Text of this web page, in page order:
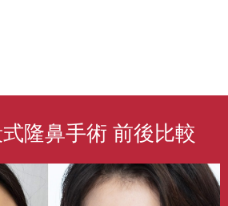
隆鼻手術 前後比較